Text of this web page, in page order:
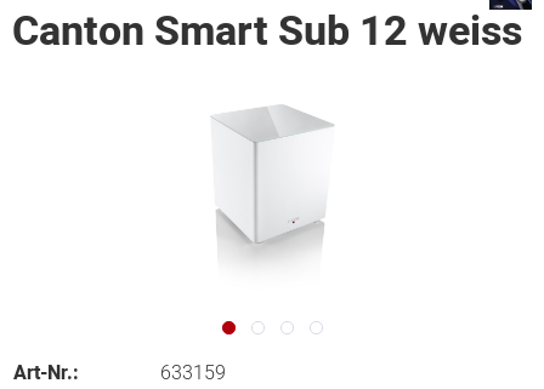
Canton Smart Sub 12 weiss
Art-Nr.:
633159